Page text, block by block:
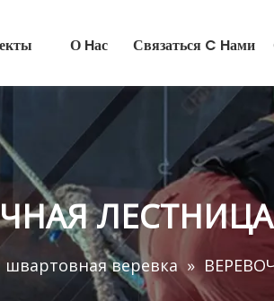
О Hас Связаться C Hами
ЛЕСТНИЦА
веревка »